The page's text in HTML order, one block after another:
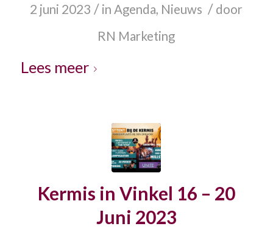
2 juni 2023 / inAgenda, Nieuws / door
RN Marketing
Lees meer
Kermis in Vinkel 16 – 20
Juni 2023